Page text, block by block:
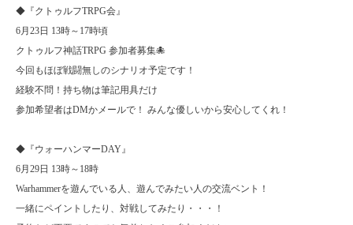
◆『クトゥルフTRPG会』
6月23日 13時～17時頃
クトゥルフ神話TRPG 参加者募集🐙
今回もほぼ戦闘無しのシナリオ予定です！
経験不問！持ち物は筆記用具だけ
参加希望者はDMかメールで！ みんな優しいから安心してくれ！
◆『ウォーハンマーDAY』
6月29日 13時～18時
Warhammerを遊んでいる人、遊んでみたい人の交流ベント！
一緒にペイントしたり、対戦してみたり・・・！